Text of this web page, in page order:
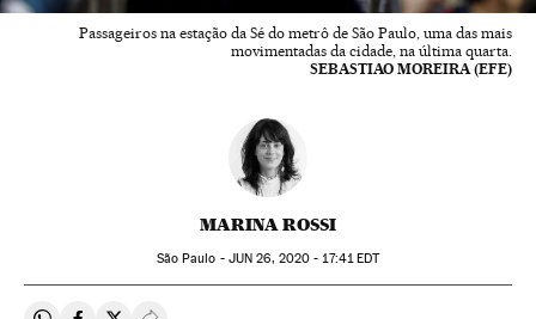
Passageiros na estação da Sé do metrô de São Paulo, uma das mais
movimentadas da cidade, na última quarta.
SEBASTIAO MOREIRA (EFE)
MARINA ROSSI
São Paulo - JUN 26, 2020 - 17:41EDT